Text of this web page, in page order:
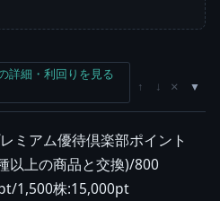
詳細・利回りを見る
↑ ↓ ×
ミアム優待倶楽部ポイント
上の商品と交換)/800
1,500株:15,000pt